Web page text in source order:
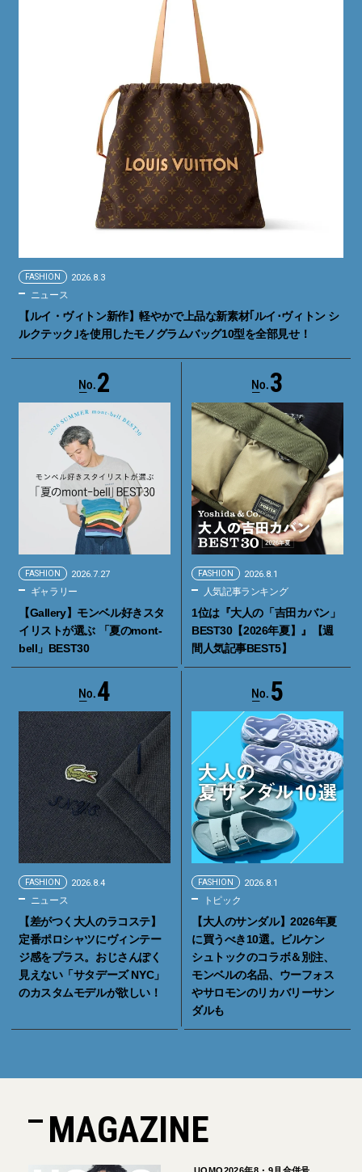
FASHION 2026.8.3
ニュース
【ルイ・ヴィトン新作】軽やかで上品な新素材｢ルイ･ヴィトン シ
ルクテック｣を使用したモノグラムバッグ10型を全部見せ！
2
FASHION 2026.7.27
ギャラリー
【Gallery】モンベル好きスタ
イリストが選ぶ 「夏のmont-
bell」BEST30
3
FASHION 2026.8.1
人気記事ランキング
1位は『大人の「吉田カバン」
BEST30【2026年夏】』【週
間人気記事BEST5】
4
FASHION 2026.8.4
ニュース
【差がつく大人のラコステ】
定番ポロシャツにヴィンテー
ジ感をプラス。おじさんぽく
見えない「サタデーズ NYC」
のカスタムモデルが欲しい！
5
FASHION 2026.8.1
トピック
【大人のサンダル】2026年夏
に買うべき10選。ビルケン
シュトックのコラボ＆別注、
モンベルの名品、ウーフォス
やサロモンのリカバリーサン
ダルも
MAGAZINE